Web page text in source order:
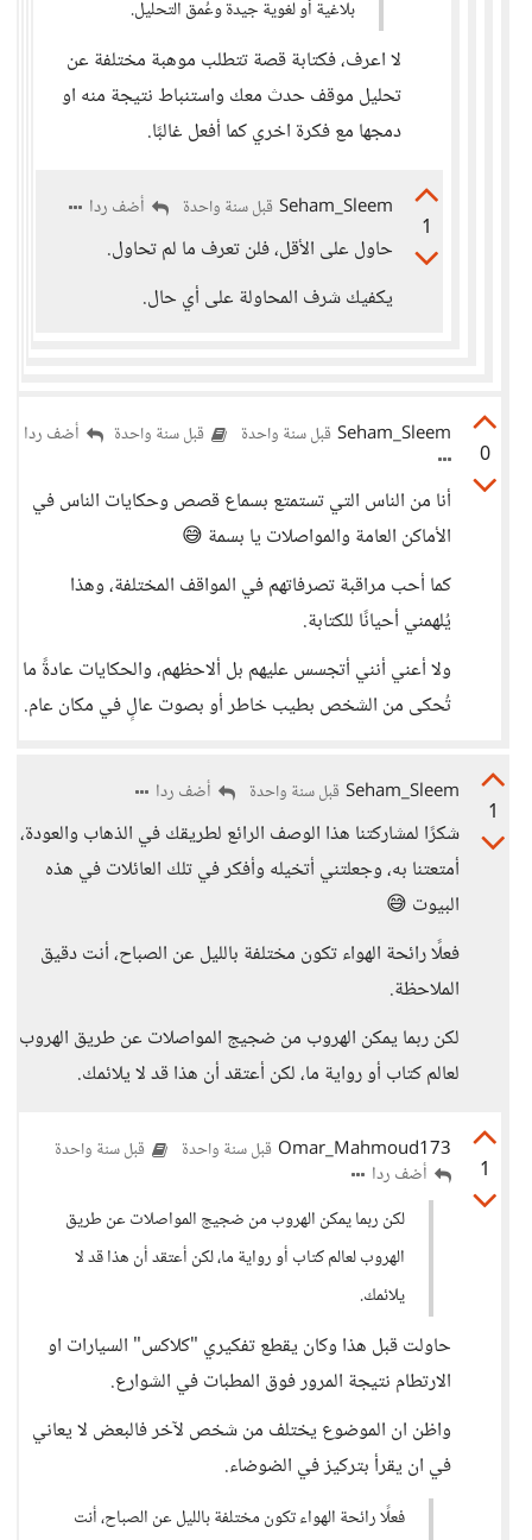
بلاغية أو لغوية جيدة وعُمق التحليل.
لا اعرف، فكتابة قصة تتطلب موهبة مختلفة عن
تحليل موقف حدث معك واستنباط نتيجة منه او
دمجها مع فكرة اخري كما أفعل غالبًا.
1
Seham_Sleem قبل سنة واحدة أضف ردا
حاول على الأقل، فلن تعرف ما لم تحاول.
يكفيك شرف المحاولة على أي حال.
0
Seham_Sleem قبل سنة واحدة قبل سنة واحدة أضف ردا
أنا من الناس التي تستمتع بسماع قصص وحكايات الناس في
الأماكن العامة والمواصلات يا بسمة 😅
كما أحب مراقبة تصرفاتهم في المواقف المختلفة، وهذا
يُلهمني أحيانًا للكتابة.
ولا أعني أنني أتجسس عليهم بل ألاحظهم، والحكايات عادةً ما
تُحكى من الشخص بطيب خاطر أو بصوت عالٍ في مكان عام.
1
Seham_Sleem قبل سنة واحدة أضف ردا
شكرًا لمشاركتنا هذا الوصف الرائع لطريقك في الذهاب والعودة،
أمتعتنا به، وجعلتني أتخيله وأفكر في تلك العائلات في هذه
البيوت 😅
فعلًا رائحة الهواء تكون مختلفة بالليل عن الصباح، أنت دقيق
الملاحظة.
لكن ربما يمكن الهروب من ضجيج المواصلات عن طريق الهروب
لعالم كتاب أو رواية ما، لكن أعتقد أن هذا قد لا يلائمك.
1
Omar_Mahmoud173 قبل سنة واحدة قبل سنة واحدة
أضف ردا
لكن ربما يمكن الهروب من ضجيج المواصلات عن طريق
الهروب لعالم كتاب أو رواية ما، لكن أعتقد أن هذا قد لا
يلائمك.
حاولت قبل هذا وكان يقطع تفكيري "كلاكس" السيارات او
الارتطام نتيجة المرور فوق المطبات في الشوارع.
واظن ان الموضوع يختلف من شخص لآخر فالبعض لا يعاني
في ان يقرأ بتركيز في الضوضاء.
فعلًا رائحة الهواء تكون مختلفة بالليل عن الصباح، أنت